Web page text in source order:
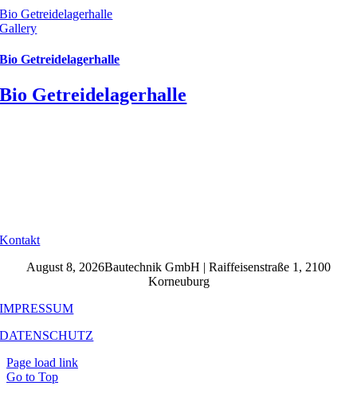
Bio Getreidelagerhalle
Gallery
Bio Getreidelagerhalle
Bio Getreidelagerhalle
Kontakt
August 8, 2026Bautechnik GmbH | Raiffeisenstraße 1, 2100
Korneuburg
IMPRESSUM
DATENSCHUTZ
Page load link
Go to Top